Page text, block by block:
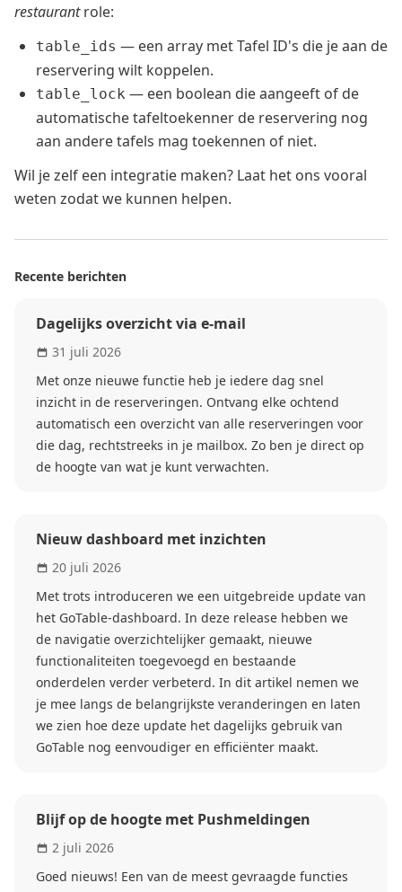
restaurantrole:
table_ids — een array met Tafel ID's die je aan de
reservering wilt koppelen.
table_lock — een boolean die aangeeft of de
automatische tafeltoekenner de reservering nog
aan andere tafels mag toekennen of niet.
Wil je zelf een integratie maken? Laat het ons vooral
weten zodat we kunnen helpen.
Recente berichten
Dagelijks overzicht via e-mail
31 juli 2026
Met onze nieuwe functie heb je iedere dag snel
inzicht in de reserveringen. Ontvang elke ochtend
automatisch een overzicht van alle reserveringen voor
die dag, rechtstreeks in je mailbox. Zo ben je direct op
de hoogte van wat je kunt verwachten.
Nieuw dashboard met inzichten
20 juli 2026
Met trots introduceren we een uitgebreide update van
het GoTable-dashboard. In deze release hebben we
de navigatie overzichtelijker gemaakt, nieuwe
functionaliteiten toegevoegd en bestaande
onderdelen verder verbeterd. In dit artikel nemen we
je mee langs de belangrijkste veranderingen en laten
we zien hoe deze update het dagelijks gebruik van
GoTable nog eenvoudiger en efficiënter maakt.
Blijf op de hoogte met Pushmeldingen
2 juli 2026
Goed nieuws! Een van de meest gevraagde functies